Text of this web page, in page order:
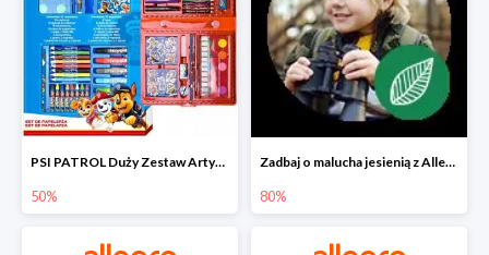
PSI PATROL Duży Zestaw Artystyczny 52 elementy na piąty komplet -50%
50%
Zadbaj o malucha jesienią z Allegro do -80%
80%